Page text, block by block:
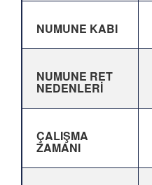
NUMUNE KABI
NUMUNE RET
NEDENLERİ
ÇALIŞMA
ZAMANI